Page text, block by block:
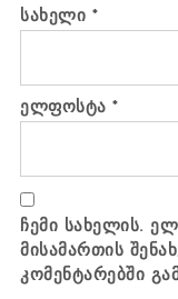
სახელი *
ელფოსტა*
ჩემი სახელის.
მისამართის
კომენტარებში